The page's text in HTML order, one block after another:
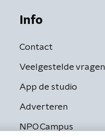
Info
Contact
Veelgestelde vragen
App de studio
Adverteren
NPO Campus